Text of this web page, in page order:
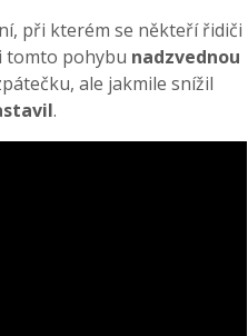
při kterém se někteří řidiči
tomto pohybu nadzvednou
ale jakmile snížil
.